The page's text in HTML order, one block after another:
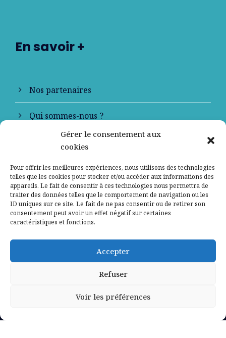
Gérer le consentement aux
cookies
Pour offrir les meilleures expériences, nous utilisons des technologies
telles que les cookies pour stocker et/ou accéder aux informations des
appareils. Le fait de consentir à ces technologies nous permettra de
traiter des données telles que le comportement de navigation ou les
ID uniques sur ce site. Le fait de ne pas consentir ou de retirer son
consentement peut avoir un effet négatif sur certaines
caractéristiques et fonctions.
Accepter
Refuser
Voir les préférences
En savoir +
Nos partenaires
Qui sommes-nous ?
Contactez-nous
Mentions légales
Politique de confidentialité